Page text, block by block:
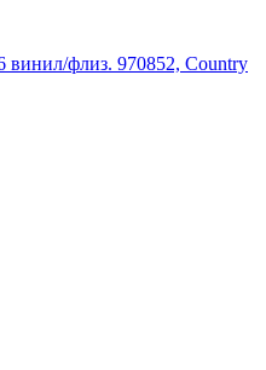
винил/флиз. 970852, Country